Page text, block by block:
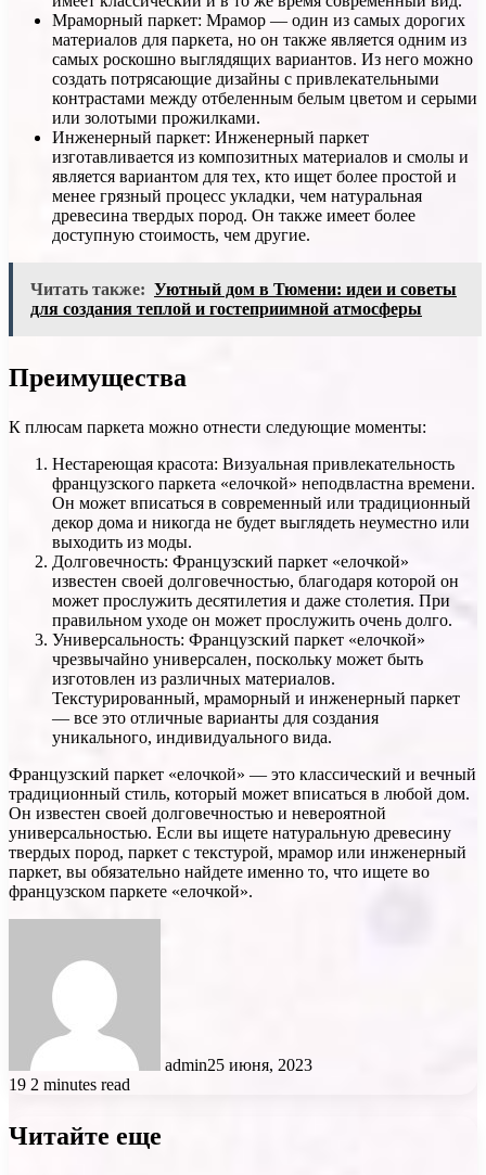
Мраморный паркет: Мрамор — один из самых дорогих
материалов для паркета, но он также является одним из
самых роскошно выглядящих вариантов. Из него можно
создать потрясающие дизайны с привлекательными
контрастами между отбеленным белым цветом и серыми
или золотыми прожилками.
Инженерный паркет: Инженерный паркет
изготавливается из композитных материалов и смолы и
является вариантом для тех, кто ищет более простой и
менее грязный процесс укладки, чем натуральная
древесина твердых пород. Он также имеет более
доступную стоимость, чем другие.
Читать также: Уютный дом в Тюмени: идеи и советы
для создания теплой и гостеприимной атмосферы
Преимущества
К плюсам паркета можно отнести следующие моменты:
Нестареющая красота: Визуальная привлекательность
французского паркета «елочкой» неподвластна времени.
Он может вписаться в современный или традиционный
декор дома и никогда не будет выглядеть неуместно или
выходить из моды.
Долговечность: Французский паркет «елочкой»
известен своей долговечностью, благодаря которой он
может прослужить десятилетия и даже столетия. При
правильном уходе он может прослужить очень долго.
Универсальность: Французский паркет «елочкой»
чрезвычайно универсален, поскольку может быть
изготовлен из различных материалов.
Текстурированный, мраморный и инженерный паркет
— все это отличные варианты для создания
уникального, индивидуального вида.
Французский паркет «елочкой» — это классический и вечный
традиционный стиль, который может вписаться в любой дом.
Он известен своей долговечностью и невероятной
универсальностью. Если вы ищете натуральную древесину
твердых пород, паркет с текстурой, мрамор или инженерный
паркет, вы обязательно найдете именно то, что ищете во
французском паркете «елочкой».
admin25 июня, 2023
19 2 minutes read
Читайте еще